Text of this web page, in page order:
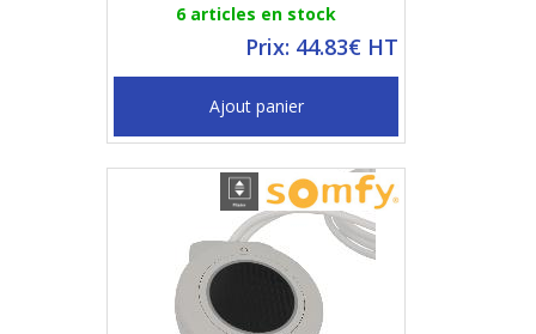
6 articles en stock
Prix: 44.83€ HT
Ajout panier